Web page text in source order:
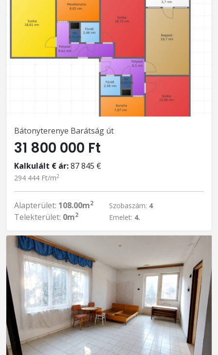
Bátonyterenye Barátság út
31 800 000 Ft
Kalkulált € ár:87 845 €
294 444 Ft/m2
Alapterület: 108.00m2
Telekterület: 0m2
Szobaszám: 4
Emelet: 4.